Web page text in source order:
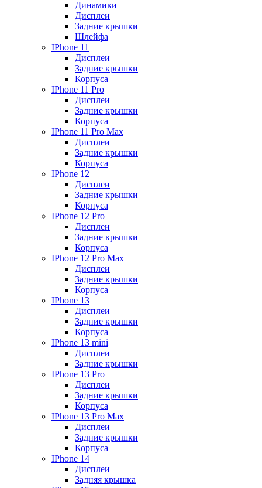
Динамики
Дисплеи
Задние крышки
Шлейфа
IPhone 11
Дисплеи
Задние крышки
Корпуса
IPhone 11 Pro
Дисплеи
Задние крышки
Корпуса
IPhone 11 Pro Max
Дисплеи
Задние крышки
Корпуса
IPhone 12
Дисплеи
Задние крышки
Корпуса
IPhone 12 Pro
Дисплеи
Задние крышки
Корпуса
IPhone 12 Pro Max
Дисплеи
Задние крышки
Корпуса
IPhone 13
Дисплеи
Задние крышки
Корпуса
IPhone 13 mini
Дисплеи
Задние крышки
IPhone 13 Pro
Дисплеи
Задние крышки
Корпуса
IPhone 13 Pro Max
Дисплеи
Задние крышки
Корпуса
IPhone 14
Дисплеи
Задняя крышка